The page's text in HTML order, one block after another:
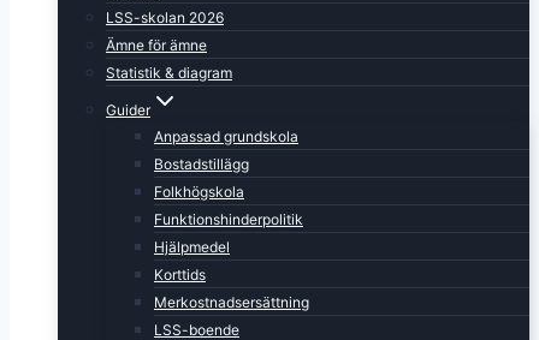
LSS-skolan 2026
Ämne för ämne
Statistik & diagram
Guider
Anpassad grundskola
Bostadstillägg
Folkhögskola
Funktionshinderpolitik
Hjälpmedel
Korttids
Merkostnadsersättning
LSS-boende